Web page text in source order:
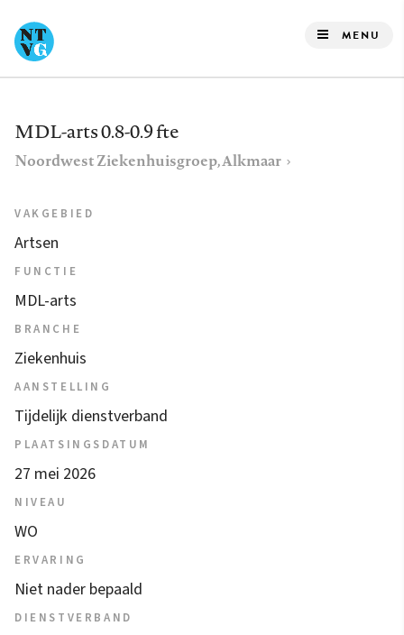
naar
de
gaan
MENU
MDL-arts 0.8-0.9 fte
Noordwest Ziekenhuisgroep, Alkmaar
VAKGEBIED
Artsen
FUNCTIE
MDL-arts
BRANCHE
Ziekenhuis
AANSTELLING
Tijdelijk dienstverband
PLAATSINGSDATUM
27 mei 2026
NIVEAU
WO
ERVARING
Niet nader bepaald
DIENSTVERBAND